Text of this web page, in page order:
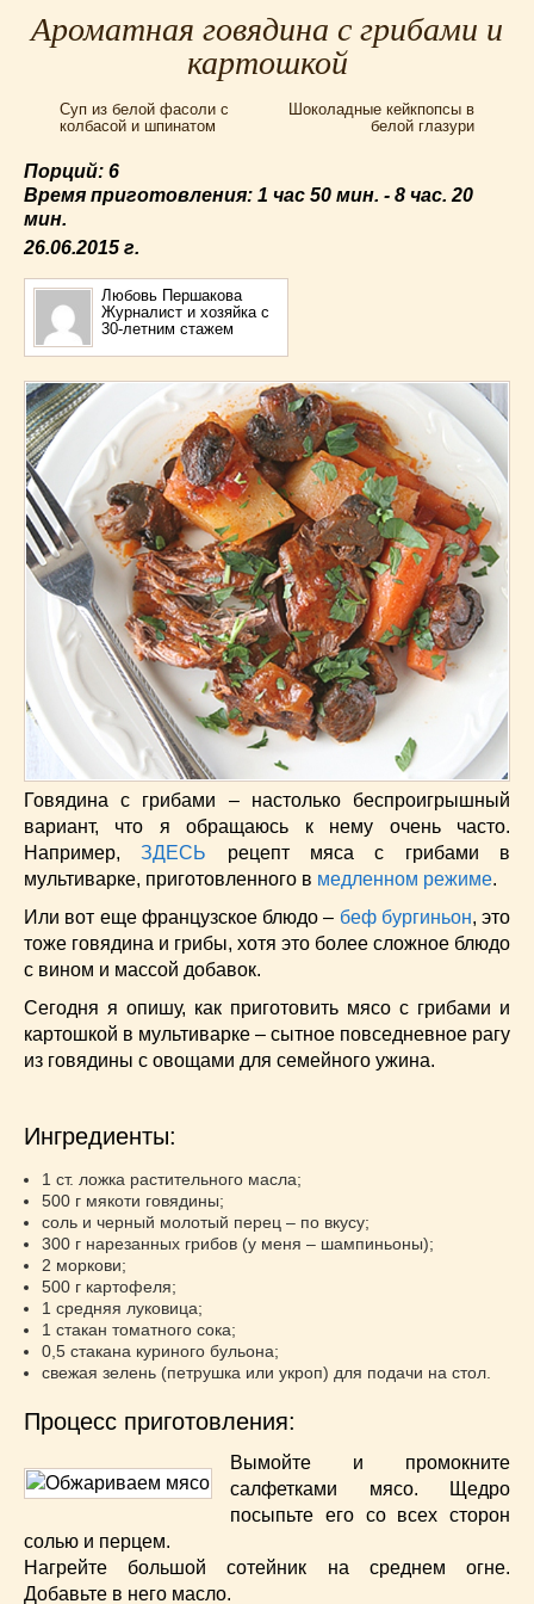
Для мультиварки Филипс
Еврейская кухня
Запеканки (25)
Итальянская кухня
Картошка(32)
Каши (24)
Китайская кухня (15)
Лучшие
(9)
Макароны(18)
Мексиканская кухня
(9)
Мясные блюда
(119)
Напитки(4)
Немецкая кухня(10)
Необычные(49)
Низкокалорийные(33)
Новогодние
(57)
Новости(54)
О жизни(25)
Овощи
(98)
Пасхальные
(17)
Печенье(13)
Пироги
Польская кухня(21)
Постные (52)
Праздничные блюда(63)
Простые(102)
Русская кухня (81)
Рыба (45)
Салаты(33)
Советы(42)
Соусы(8)
(45)
Украинская кухня(129)
Фото еды(10)
Французская кухня(22)
Хлеб(21)
Что приготовить из тыквы
Что приготовить на завтрак?
Что приготовить на ужин?(254)
Японская кухня(16)
Ароматная говядина с грибами и
картошкой
Суп из белой фасоли с
колбасой и шпинатом
Шоколадные кейкпопсы в
белой глазури
Порций: 6
Время приготовления: 1 час 50 мин. - 8 час. 20
мин.
26.06.2015 г.
Любовь Першакова
Журналист и хозяйка с
30-летним стажем
Говядина с грибами – настолько беспроигрышный
вариант, что я обращаюсь к нему очень часто.
Например,ЗДЕСЬ рецепт мяса с грибами в
мультиварке, приготовленного в медленном режиме.
Или вот еще французское блюдо – беф бургиньон, это
тоже говядина и грибы, хотя это более сложное блюдо
с вином и массой добавок.
Сегодня я опишу, как приготовить мясо с грибами и
картошкой в мультиварке – сытное повседневное рагу
из говядины с овощами для семейного ужина.
Ингредиенты:
1 ст. ложка растительного масла;
500 г мякоти говядины;
соль и черный молотый перец – по вкусу;
300 г нарезанных грибов (у меня – шампиньоны);
2 моркови;
500 г картофеля;
1 средняя луковица;
1 стакан томатного сока;
0,5 стакана куриного бульона;
свежая зелень (петрушка или укроп) для подачи на стол.
Процесс приготовления:
Вымойте и промокните
салфетками мясо. Щедро
посыпьте его со всех сторон
солью и перцем.
Нагрейте большой сотейник на среднем огне.
Добавьте в него масло.